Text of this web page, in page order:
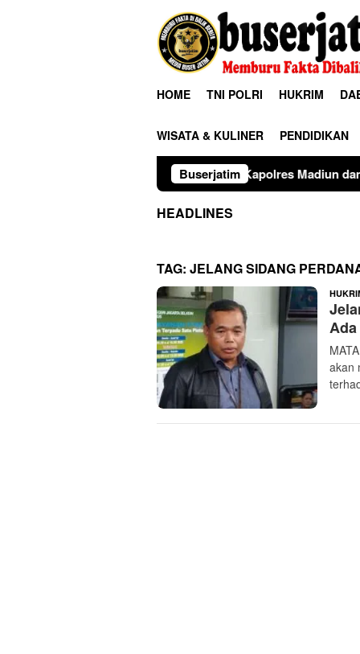
HOME TNI POLRI HUKRIM
WISATA & KULINER PENDIDIKAN
Buserjatim
Penegak Hukum, Kapolres Madiun dan Kajari Musnahkan
HEADLINES
TAG: JELANG SIDANG
akan